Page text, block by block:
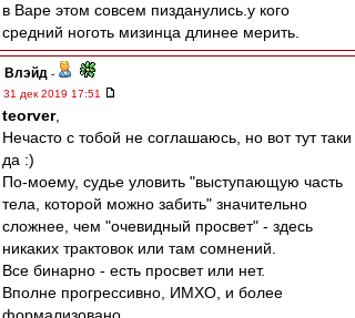
в Варе этом совсем пизданулись.у кого
средний ноготь мизинца длинее мерить.
Влэйд -
31 дек 2019 17:51
teorver,
Нечасто с тобой не соглашаюсь, но вот тут таки
да :)
По-моему, судье уловить "выступающую часть
тела, которой можно забить" значительно
сложнее, чем "очевидный просвет" - здесь
никаких трактовок или там сомнений.
Все бинарно - есть просвет или нет.
Вполне прогрессивно, ИМХО, и более